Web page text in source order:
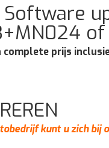
Software
complete prijs
kunt u zich bij